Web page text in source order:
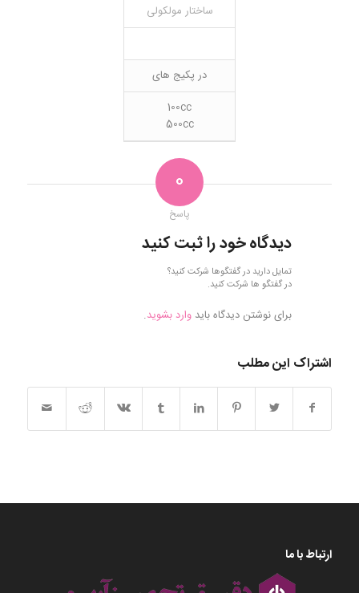
ساختار مولکولی
در پکیج های
100cc
500cc
0
پاسخ
دیدگاه خود را ثبت کنید
تمایل دارید در گفتگوها شرکت کنید؟
در گفتگو ها شرکت کنید.
برای نوشتن دیدگاه باید وارد بشوید.
اشتراک این مطلب
ارتباط با ما